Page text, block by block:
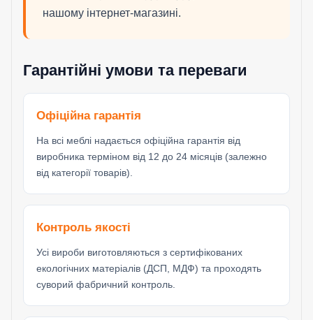
нашому інтернет-магазині.
Гарантійні умови та переваги
Офіційна гарантія
На всі меблі надається офіційна гарантія від
виробника терміном від 12 до 24 місяців (залежно
від категорії товарів).
Контроль якості
Усі вироби виготовляються з сертифікованих
екологічних матеріалів (ДСП, МДФ) та проходять
суворий фабричний контроль.